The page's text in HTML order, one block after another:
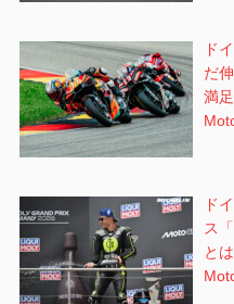
ド
だ
満
ド
ス
と